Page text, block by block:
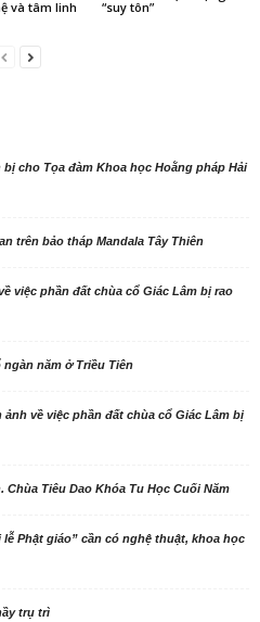
và tâm linh
“suy tôn”
cho Tọa đàm Khoa học Hoằng pháp Hải
trên bảo tháp Mandala Tây Thiên
việc phần đất chùa cổ Giác Lâm bị rao
ngàn năm ở Triều Tiên
ảnh về việc phần đất chùa cổ Giác Lâm bị
Chùa Tiêu Dao Khóa Tu Học Cuối Năm
lễ Phật giáo” cần có nghệ thuật, khoa học
trụ trì